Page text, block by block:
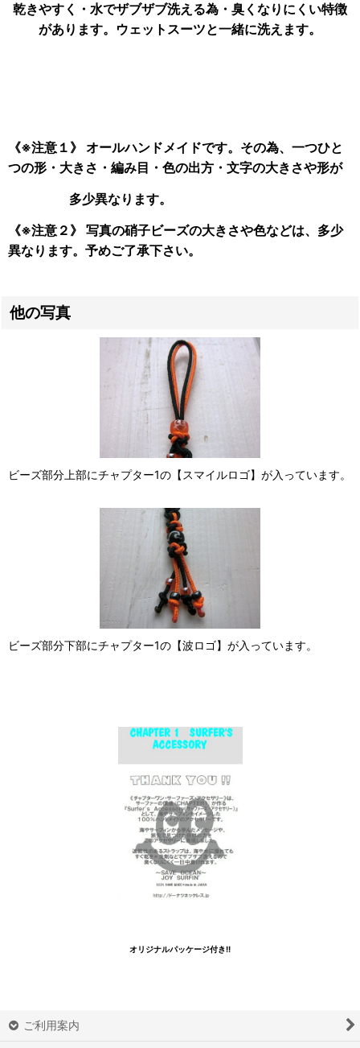
乾きやすく・水でザブザブ洗える為・臭くなりにくい特徴
があります。ウェットスーツと一緒に洗えます。
《※注意１》 オールハンドメイドです。その為、一つひと
つの形・大きさ・編み目・色の出方・文字の大きさや形が
多少異なります。
《※注意２》 写真の硝子ビーズの大きさや色などは、多少
異なります。予めご了承下さい。
他の写真
ビーズ部分上部にチャプター1の【スマイルロゴ】が入っています。
ビーズ部分下部にチャプター1の【波ロゴ】が入っています。
オリジナルパッケージ付き!!
ご利用案内